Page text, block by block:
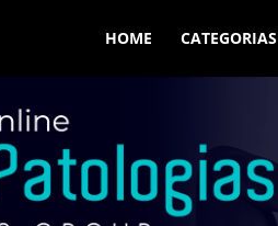
HOME CATEGORIAS